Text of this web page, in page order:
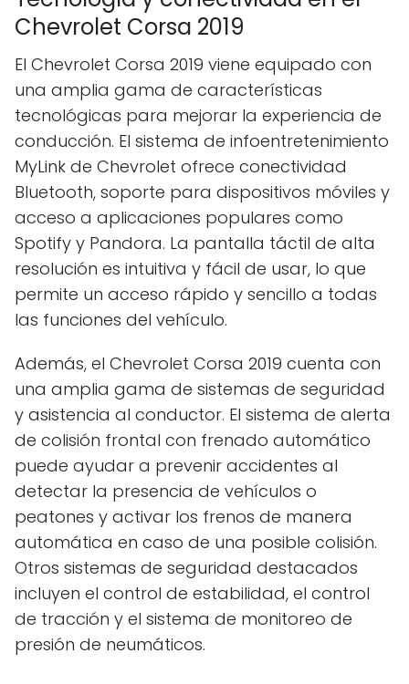
Chevrolet Corsa 2019
El Chevrolet Corsa 2019 viene equipado con
una amplia gama de características
tecnológicas para mejorar la experiencia de
conducción. El sistema de infoentretenimiento
MyLink de Chevrolet ofrece conectividad
Bluetooth, soporte para dispositivos móviles y
acceso a aplicaciones populares como
Spotify y Pandora. La pantalla táctil de alta
resolución es intuitiva y fácil de usar, lo que
permite un acceso rápido y sencillo a todas
las funciones del vehículo.
Además, el Chevrolet Corsa 2019 cuenta con
una amplia gama de sistemas de seguridad
y asistencia al conductor. El sistema de alerta
de colisión frontal con frenado automático
puede ayudar a prevenir accidentes al
detectar la presencia de vehículos o
peatones y activar los frenos de manera
automática en caso de una posible colisión.
Otros sistemas de seguridad destacados
incluyen el control de estabilidad, el control
de tracción y el sistema de monitoreo de
presión de neumáticos.